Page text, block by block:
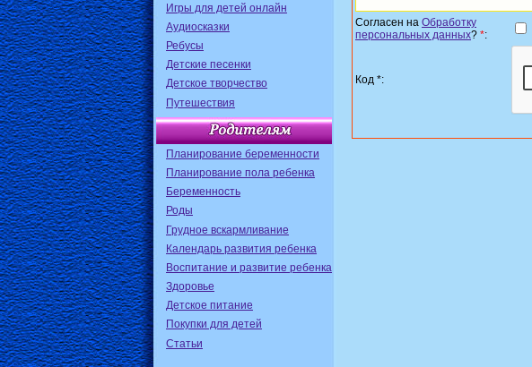
Игры для детей онлайн
Аудиосказки
Ребусы
Детские песенки
Детское творчество
Путешествия
Планирование беременности
Планирование пола ребенка
Беременность
Роды
Грудное вскармливание
Календарь развития ребенка
Воспитание и развитие ребенка
Здоровье
Детское питание
Покупки для детей
Статьи
Согласен на Обработку
персональных данных? *:
Код *: